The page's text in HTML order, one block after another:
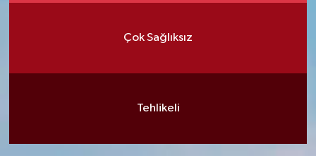
Çok Sağlıksız
Tehlikeli